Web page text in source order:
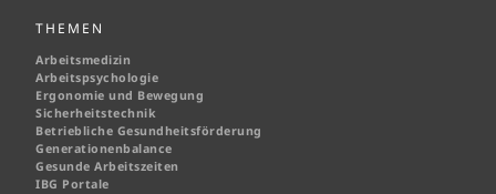
THEMEN
Arbeitsmedizin
Arbeitspsychologie
Ergonomie und Bewegung
Sicherheitstechnik
Betriebliche Gesundheitsförderung
Generationenbalance
Gesunde Arbeitszeiten
IBG Portale